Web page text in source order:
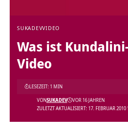
SUKADEVVIDEO
Was ist
Video
ZULETZT AKTUALISIERT: 17. FEBRUAR 2010
VONSUKADEV VOR 16 JAHREN
LESEZEIT: 1 MIN